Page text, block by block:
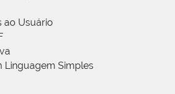
ao Usuário
Linguagem Simples